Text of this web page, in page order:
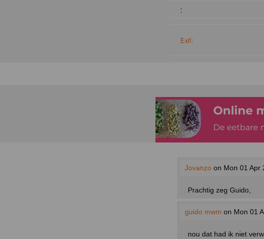
:
Exif:
Jovanzo on Mon 01 Apr
Prachtig zeg Guido,
guido mwm on Mon 01
nou dat had ik niet